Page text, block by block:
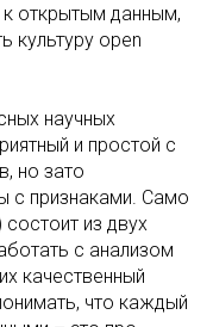
к открытым данным,
культуру open
научных
и простой с
но зато
с признаками. Само
из двух
с анализом
качественный
что каждый